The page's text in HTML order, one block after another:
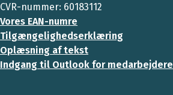
CVR-nummer: 60183112
Vores EAN-numre
Tilgængelighedserklæring
Oplæsning af tekst
Indgang til Outlook for medarbejdere